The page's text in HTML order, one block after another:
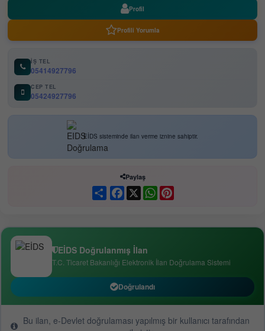
Profil
Profili Yorumla
İŞ TEL
05414927796
CEP TEL
05424927796
EİDS sisteminde ilan verme iznine sahiptir.
Paylaş
PaylaşFacebook
X WhatsApp
EİDS Doğrulanmış İlan
T.C. Ticaret Bakanlığı Elektronik İlan Doğrulama Sistemi
Doğrulandı
Bu ilan, e-Devlet doğrulaması yapılmış bir kullanıcı tarafından